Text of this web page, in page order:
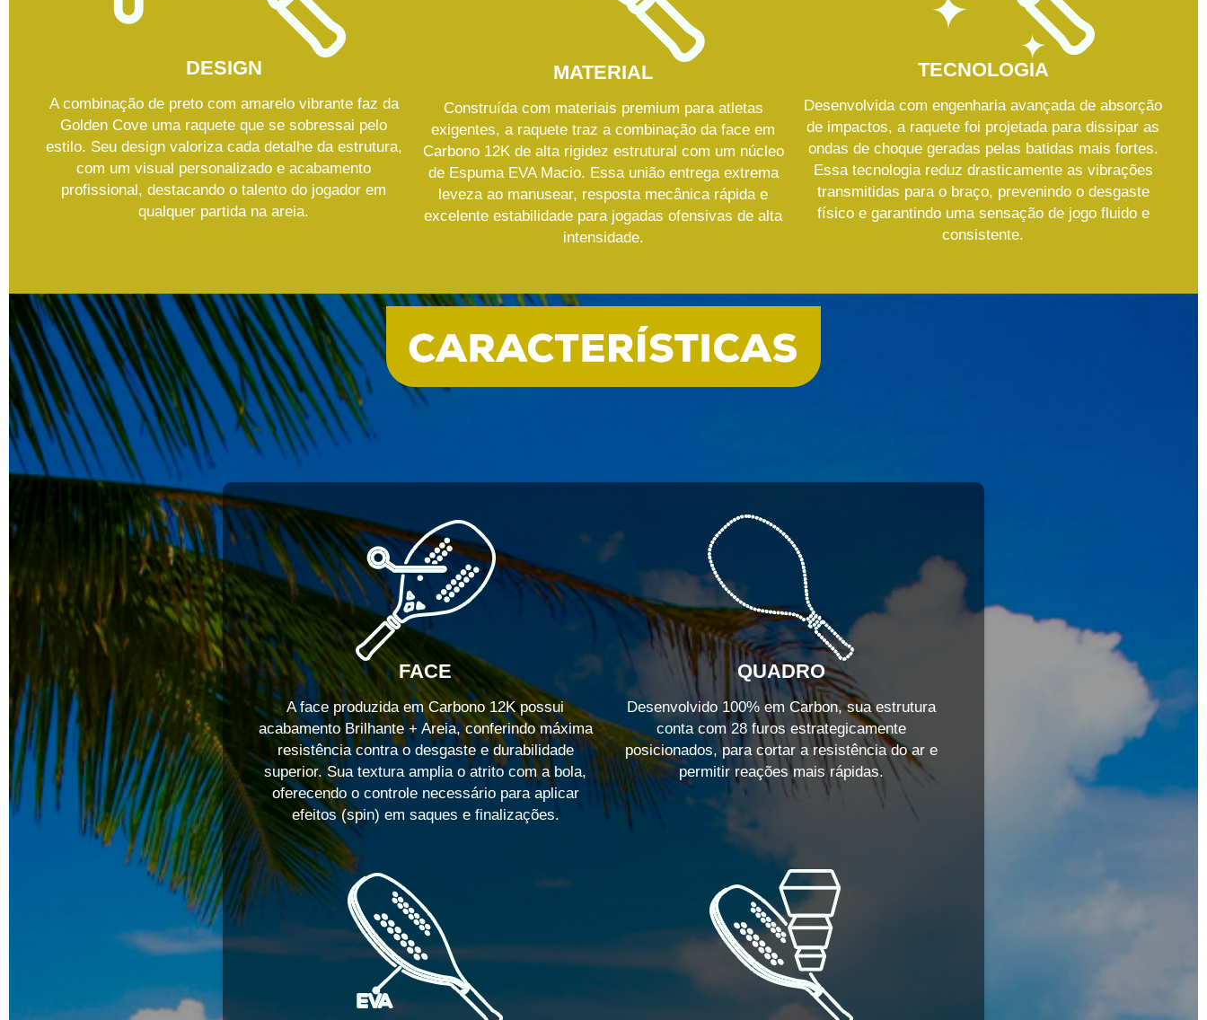
DESIGN
A combinação de preto com amarelo vibrante faz da
Golden Cove uma raquete que se sobressai pelo
estilo. Seu design valoriza cada detalhe da estrutura,
com um visual personalizado e acabamento
profissional, destacando o talento do jogador em
qualquer partida na areia.
MATERIAL
Construída com materiais premium para atletas
exigentes, a raquete traz a combinação da face em
Carbono 12K de alta rigidez estrutural com um núcleo
de Espuma EVA Macio. Essa união entrega extrema
leveza ao manusear, resposta mecânica rápida e
excelente estabilidade para jogadas ofensivas de alta
intensidade.
TECNOLOGIA
Desenvolvida com engenharia avançada de absorção
de impactos, a raquete foi projetada para dissipar as
ondas de choque geradas pelas batidas mais fortes.
Essa tecnologia reduz drasticamente as vibrações
transmitidas para o braço, prevenindo o desgaste
físico e garantindo uma sensação de jogo fluido e
consistente.
FACE
A face produzida em Carbono 12K possui
acabamento Brilhante + Areia, conferindo máxima
resistência contra o desgaste e durabilidade
superior. Sua textura amplia o atrito com a bola,
oferecendo o controle necessário para aplicar
efeitos (spin) em saques e finalizações.
QUADRO
Desenvolvido 100% em Carbon, sua estrutura
conta com 28 furos estrategicamente
posicionados, para cortar a resistência do ar e
permitir reações mais rápidas.